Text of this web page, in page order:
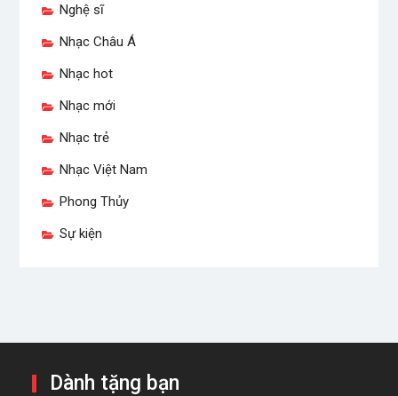
Nghệ sĩ
Nhạc Châu Á
Nhạc hot
Nhạc mới
Nhạc trẻ
Nhạc Việt Nam
Phong Thủy
Sự kiện
Dành tặng bạn